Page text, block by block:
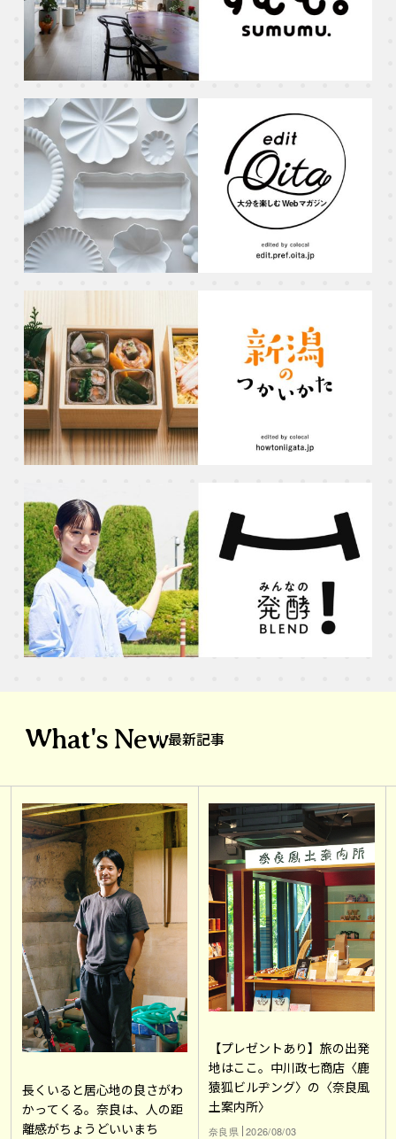
What's New最新記事
長くいると居心地の良さがわ
かってくる。奈良は、人の距
離感がちょうどいいまち
【プレゼントあり】旅の出発
地はここ。中川政七商店〈鹿
猿狐ビルヂング〉の〈奈良風
土案内所〉
奈良県 2026/08/03